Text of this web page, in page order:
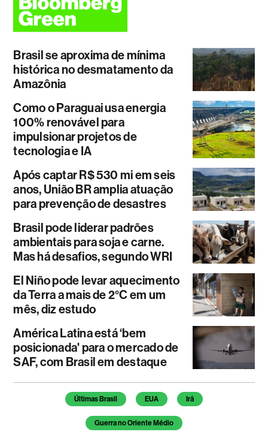
Brasil se aproxima de mínima
histórica no desmatamento da
Amazônia
Como o Paraguai usa energia
100% renovável para
impulsionar projetos de
tecnologia e IA
Após captar R$ 530 mi em seis
anos, União BR amplia atuação
para prevenção de desastres
Brasil pode liderar padrões
ambientais para soja e carne.
Mas há desafios, segundo WRI
El Niño pode levar aquecimento
da Terra a mais de 2°C em um
mês, diz estudo
América Latina está ‘bem
posicionada' para o mercado de
SAF, com Brasil em destaque
Temas deste artigo
Últimas Brasil EUA Irã
Guerra no Oriente Médio